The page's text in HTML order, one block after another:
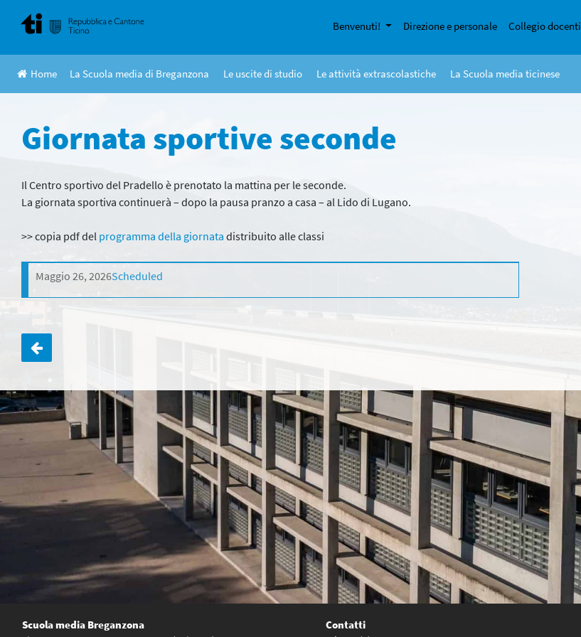
content
Benvenuti! Direzione e personale Collegio docenti
Home La Scuola media di Breganzona Le uscite di studio Le attività extrascolastiche La Scuola media ticinese
Giornata sportive seconde
Il Centro sportivo del Pradello è prenotato la mattina per le seconde.
La giornata sportiva continuerà – dopo la pausa pranzo a casa – al Lido di Lugano.
>> copia pdf del programma della giornata distribuito alle classi
Maggio 26, 2026Scheduled
Navigazione
articoli
Scuola media Breganzona
Contatti